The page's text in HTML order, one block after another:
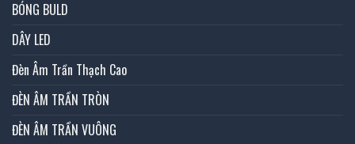
BÓNG BULD
DÂY LED
Đèn Âm Trần Thạch Cao
ĐÈN ÂM TRẦN TRÒN
ĐÈN ÂM TRẦN VUÔNG